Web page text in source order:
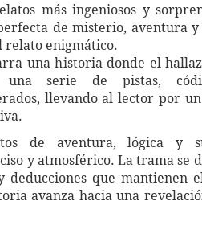
más ingeniosos y
de misterio, aventura
relato enigmático.
una historia donde el
una serie de pistas,
llevando al lector por
de aventura, lógica y
y atmosférico. La trama se
deducciones que mantienen
avanza hacia una